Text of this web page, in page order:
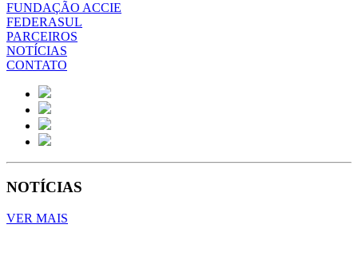
FUNDAÇÃO ACCIE
FEDERASUL
PARCEIROS
NOTÍCIAS
CONTATO
NOTÍCIAS
VER MAIS